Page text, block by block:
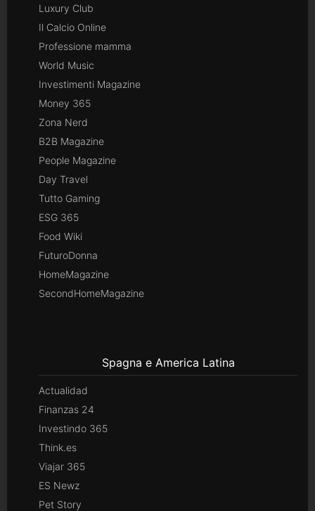
Luxury Club
Il Calcio Online
Professione mamma
World Music
Investimenti Magazine
Money 365
Zona Nerd
B2B Magazine
People Magazine
Day Travel
Tutto Gaming
ESG 365
Food Wiki
FuturoDonna
HomeMagazine
SecondHomeMagazine
Spagna e America Latina
Actualidad
Finanzas 24
Investindo 365
Think.es
Viajar 365
ES Newz
Pet Story